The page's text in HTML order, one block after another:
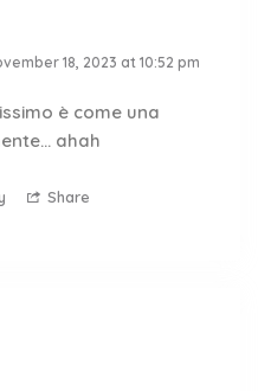
18, 2023 at 10:52 pm
è come una
ahah
Share